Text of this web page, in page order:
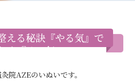
える秘訣『やる気』で
く『その気』
院AZEのいぬいです。